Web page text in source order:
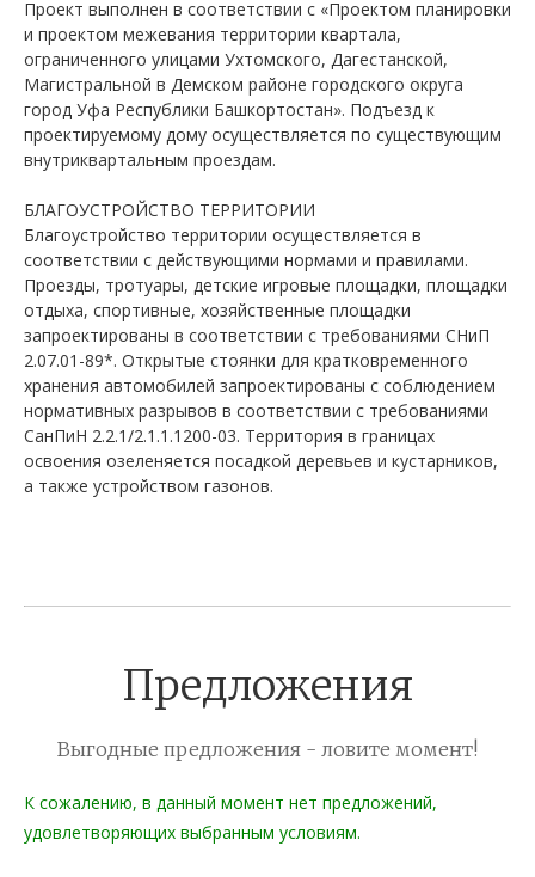
Проект выполнен в соответствии с «Проектом планировки
и проектом межевания территории квартала,
ограниченного улицами Ухтомского, Дагестанской,
Магистральной в Демском районе городского округа
город Уфа Республики Башкортостан». Подъезд к
проектируемому дому осуществляется по существующим
внутриквартальным проездам.
БЛАГОУСТРОЙСТВО ТЕРРИТОРИИ
Благоустройство территории осуществляется в
соответствии с действующими нормами и правилами.
Проезды, тротуары, детские игровые площадки, площадки
отдыха, спортивные, хозяйственные площадки
запроектированы в соответствии с требованиями СНиП
2.07.01-89*. Открытые стоянки для кратковременного
хранения автомобилей запроектированы с соблюдением
нормативных разрывов в соответствии с требованиями
СанПиН 2.2.1/2.1.1.1200-03. Территория в границах
освоения озеленяется посадкой деревьев и кустарников,
а также устройством газонов.
Предложения
Выгодные предложения - ловите момент!
К сожалению, в данный момент нет предложений,
удовлетворяющих выбранным условиям.